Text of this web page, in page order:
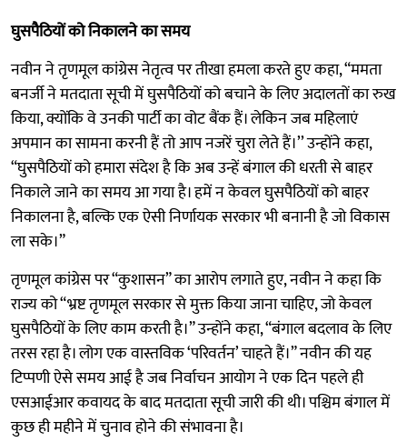
घुसपैठियों को निकालने का समय
नवीन ने तृणमूल कांग्रेस नेतृत्व पर तीखा हमला करते हुए कहा, “ममता
बनर्जी ने मतदाता सूची में घुसपैठियों को बचाने के लिए अदालतों का रुख
किया, क्योंकि वे उनकी पार्टी का वोट बैंक हैं। लेकिन जब महिलाएं
अपमान का सामना करनी हैं तो आप नजरें चुरा लेते हैं।’’ उन्होंने कहा,
“घुसपैठियों को हमारा संदेश है कि अब उन्हें बंगाल की धरती से बाहर
निकाले जाने का समय आ गया है। हमें न केवल घुसपैठियों को बाहर
निकालना है, बल्कि एक ऐसी निर्णायक सरकार भी बनानी है जो विकास
ला सके।”
तृणमूल कांग्रेस पर “कुशासन” का आरोप लगाते हुए, नवीन ने कहा कि
राज्य को “भ्रष्ट तृणमूल सरकार से मुक्त किया जाना चाहिए, जो केवल
घुसपैठियों के लिए काम करती है।” उन्होंने कहा, “बंगाल बदलाव के लिए
तरस रहा है। लोग एक वास्तविक ‘परिवर्तन’ चाहते हैं।” नवीन की यह
टिप्पणी ऐसे समय आई है जब निर्वाचन आयोग ने एक दिन पहले ही
एसआईआर कवायद के बाद मतदाता सूची जारी की थी। पश्चिम बंगाल में
कुछ ही महीने में चुनाव होने की संभावना है।